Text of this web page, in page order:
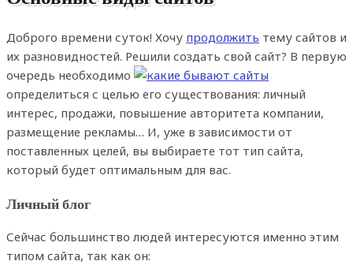
Доброго времени суток! Хочу продолжить тему сайтов и
их разновидностей. Решили создать свой сайт? В первую
очередь необходимо
определиться с целью его существования: личный
интерес, продажи, повышение авторитета компании,
размещение рекламы… И, уже в зависимости от
поставленных целей, вы выбираете тот тип сайта,
который будет оптимальным для вас.
Личный блог
Сейчас большинство людей интересуются именно этим
типом сайта, так как он: